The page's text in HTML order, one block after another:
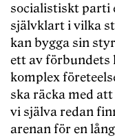
socialistiskt parti
självklart i vilka
kan bygga sin
ett av förbundets
komplex
ska räcka med
vi själva redan
arenan för en